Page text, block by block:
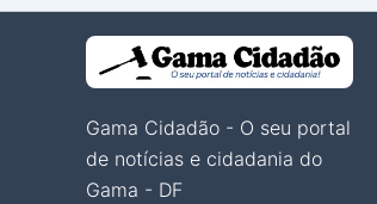
Gama Cidadão - O seu portal
de notícias e cidadania do
Gama - DF